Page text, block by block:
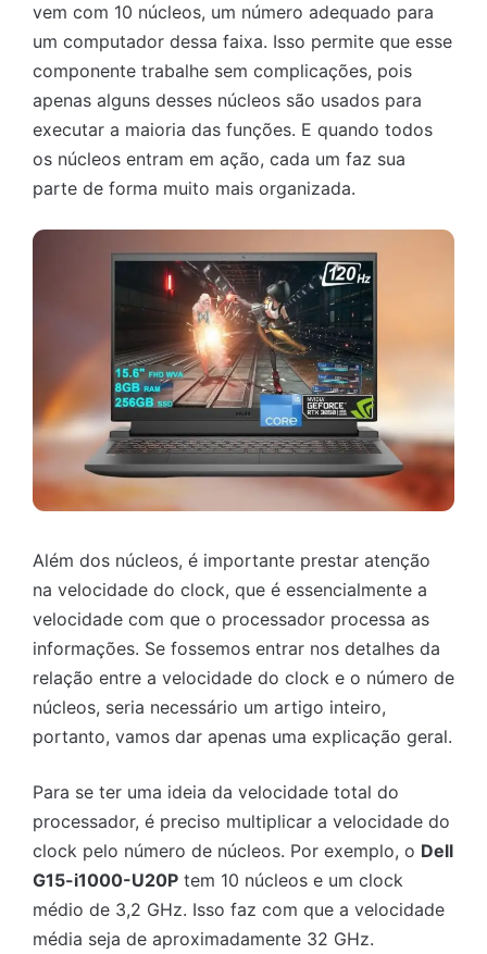
vem com 10 núcleos, um número adequado para
um computador dessa faixa. Isso permite que esse
componente trabalhe sem complicações, pois
apenas alguns desses núcleos são usados para
executar a maioria das funções. E quando todos
os núcleos entram em ação, cada um faz sua
parte de forma muito mais organizada.
Além dos núcleos, é importante prestar atenção
na velocidade do clock, que é essencialmente a
velocidade com que o processador processa as
informações. Se fossemos entrar nos detalhes da
relação entre a velocidade do clock e o número de
núcleos, seria necessário um artigo inteiro,
portanto, vamos dar apenas uma explicação geral.
Para se ter uma ideia da velocidade total do
processador, é preciso multiplicar a velocidade do
clock pelo número de núcleos. Por exemplo, o Dell
G15-i1000-U20P tem 10 núcleos e um clock
médio de 3,2 GHz. Isso faz com que a velocidade
média seja de aproximadamente 32 GHz.